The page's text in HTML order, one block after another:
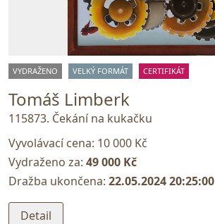
VYDRAŽENO VELKÝ FORMÁT CERTIFIKÁT
Tomáš Limberk
115873. Čekání na kukačku
Vyvolávací cena: 10 000 Kč
Vydraženo za: 49 000 Kč
Dražba ukončena: 22.05.2024 20:25:00
Detail